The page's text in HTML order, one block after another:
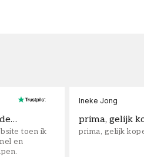
toen ik
en
Ineke Jong
prima, gelijk
prima, gelijk